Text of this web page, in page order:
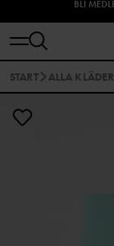
START ALLA KLÄDER